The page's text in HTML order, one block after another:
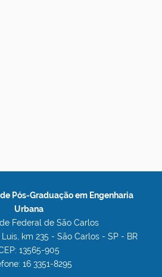
Pós-Graduação em Engenharia
Urbana
Federal de São Carlos
km 235 - São Carlos - SP - BR
13565-905
16 3351-8295